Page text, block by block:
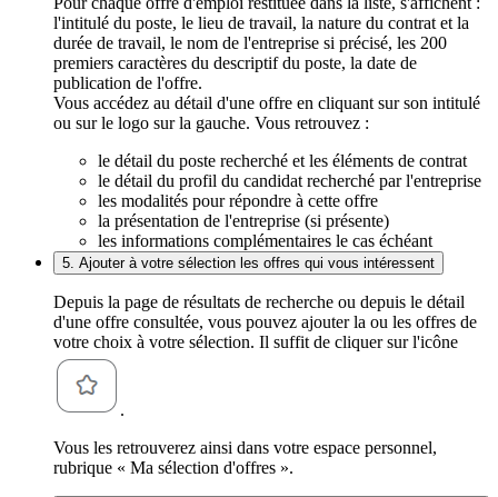
l'intitulé du poste, le lieu de travail, la nature du contrat et la
durée de travail, le nom de l'entreprise si précisé, les 200
premiers caractères du descriptif du poste, la date de
publication de l'offre.
Vous accédez au détail d'une offre en cliquant sur son intitulé
ou sur le logo sur la gauche. Vous retrouvez :
le détail du poste recherché et les éléments de contrat
le détail du profil du candidat recherché par l'entreprise
les modalités pour répondre à cette offre
la présentation de l'entreprise (si présente)
les informations complémentaires le cas échéant
5. Ajouter à votre sélection les offres qui vous intéressent
Depuis la page de résultats de recherche ou depuis le détail
d'une offre consultée, vous pouvez ajouter la ou les offres de
votre choix à votre sélection. Il suffit de cliquer sur l'icône
.
Vous les retrouverez ainsi dans votre espace personnel,
rubrique « Ma sélection d'offres ».